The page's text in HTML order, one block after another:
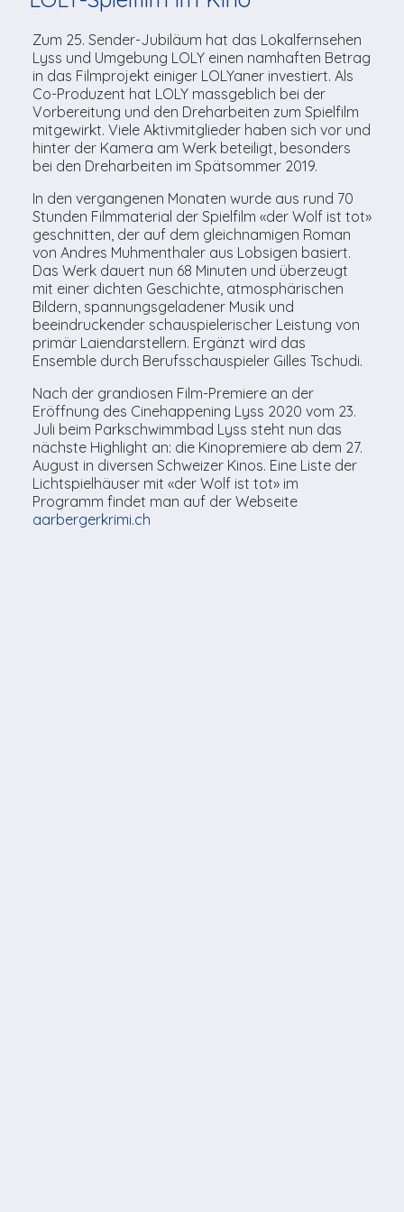
Lokalfernsehen (VJ)
ImmoCorner
Links
LOLY-Shop
Flos Chuchichäschtli
Unsere TopSpot-Partner
Unsere ProduzentInnen
Kontaktmöglichkeiten
Weg zum Studio
Zum 25. Sender-Jubiläum hat das Lokalfernsehen
Lyss und Umgebung LOLY einen namhaften Betrag
in das Filmprojekt einiger LOLYaner investiert. Als
Co-Produzent hat LOLY massgeblich bei der
Vorbereitung und den Dreharbeiten zum Spielfilm
mitgewirkt. Viele Aktivmitglieder haben sich vor und
hinter der Kamera am Werk beteiligt, besonders
bei den Dreharbeiten im Spätsommer 2019.
In den vergangenen Monaten wurde aus rund 70
Stunden Filmmaterial der Spielfilm «der Wolf ist tot»
geschnitten, der auf dem gleichnamigen Roman
von Andres Muhmenthaler aus Lobsigen basiert.
Das Werk dauert nun 68 Minuten und überzeugt
mit einer dichten Geschichte, atmosphärischen
Bildern, spannungsgeladener Musik und
beeindruckender schauspielerischer Leistung von
primär Laiendarstellern. Ergänzt wird das
Ensemble durch Berufsschauspieler Gilles Tschudi.
Nach der grandiosen Film-Premiere an der
Eröffnung des Cinehappening Lyss 2020 vom 23.
Juli beim Parkschwimmbad Lyss steht nun das
nächste Highlight an: die Kinopremiere ab dem 27.
August in diversen Schweizer Kinos. Eine Liste der
Lichtspielhäuser mit «der Wolf ist tot» im
Programm findet man auf der Webseite
aarbergerkrimi.ch